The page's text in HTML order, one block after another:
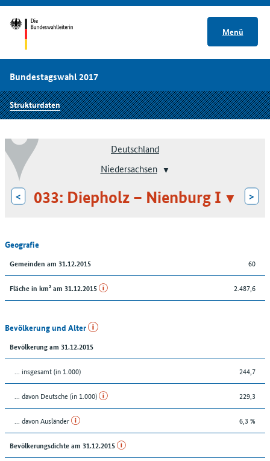
Menü
Bundestagswahl 2017
Strukturdaten
Deutschland
Niedersachsen
< 033: Diepholz – Nienburg I >
Geografie
Gemeinden am 31.12.2015 60
Fläche in km² am 31.12.2015 2.487,6
Bevölkerung und Alter
Bevölkerung am 31.12.2015
... insgesamt (in 1.000) 244,7
... davon Deutsche (in 1.000) 229,3
... davon Ausländer 6,3 %
Bevölkerungsdichte am 31.12.2015